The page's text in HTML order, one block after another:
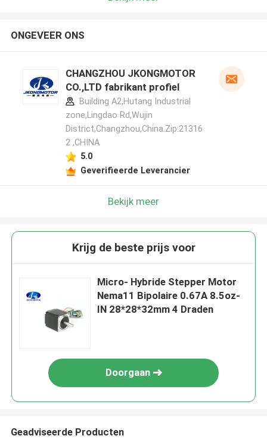
ONGEVEER ONS
CHANGZHOU JKONGMOTOR
CO.,LTD fabrikant profiel
Building A2,Hutang Industrial
zone,Lingdao Rd,Wujin
District,Changzhou,China.Zip:21316
2 ,CHINA
5.0
Geverifieerde Leverancier
Bekijk meer
Krijg de beste prijs voor
Micro- Hybride Stepper Motor
Nema11 Bipolaire 0.67A 8.5oz-
IN 28*28*32mm 4 Draden
Doorgaan
Geadviseerde Producten